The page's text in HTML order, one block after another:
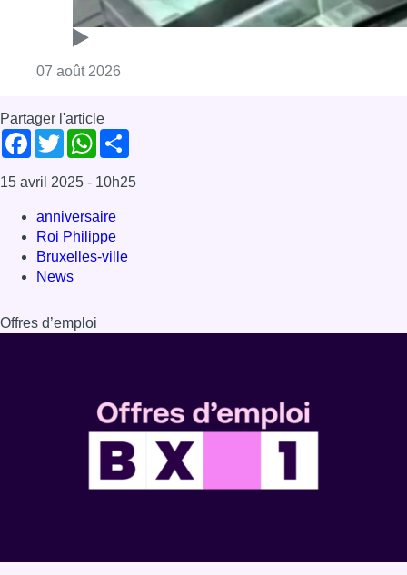
07 août 2026
Partager l'article
Facebook
TwitterWhatsApp
15 avril 2025 - 10h25
anniversaire
Roi Philippe
Bruxelles-ville
News
Offres d’emploi